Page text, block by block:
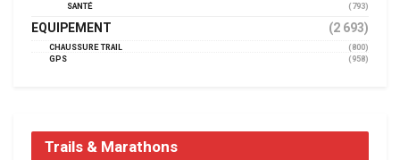
SANTÉ
(793)
EQUIPEMENT (2 693)
CHAUSSURE TRAIL
(800)
GPS
(958)
Trails & Marathons